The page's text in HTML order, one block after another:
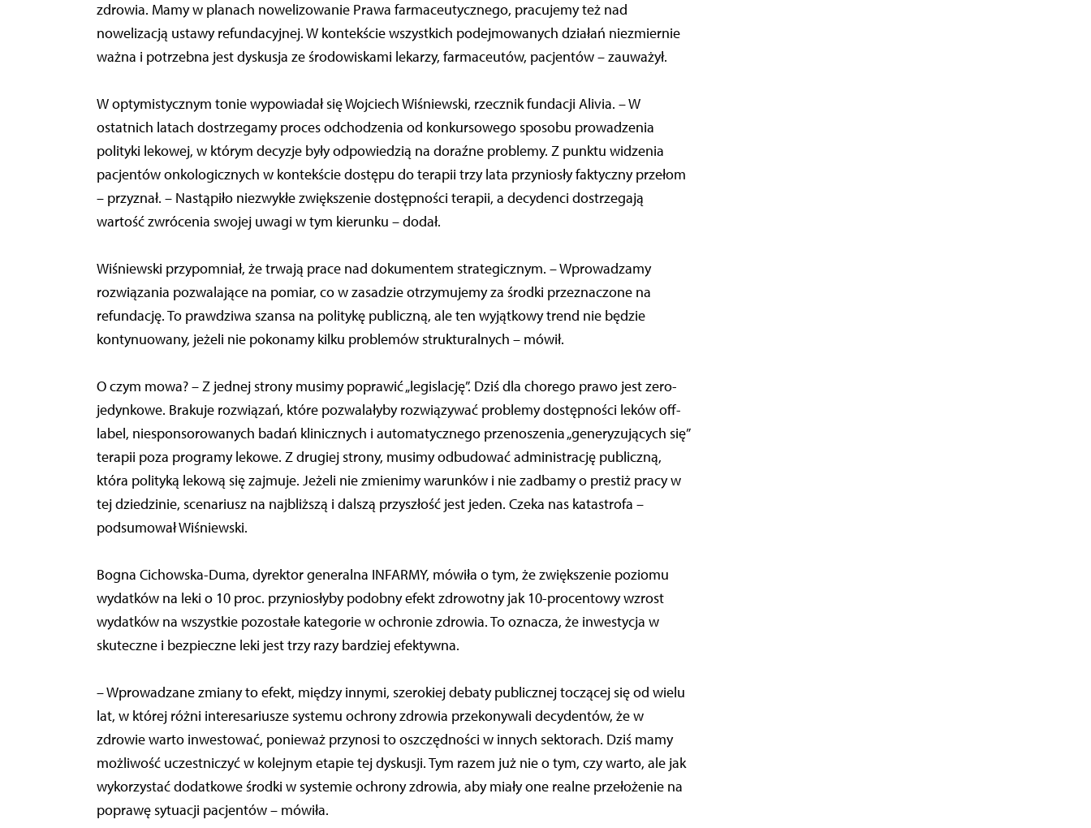
zdrowia. Mamy w planach nowelizowanie Prawa farmaceutycznego, pracujemy też nad
nowelizacją ustawy refundacyjnej. W kontekście wszystkich podejmowanych działań niezmiernie
ważna i potrzebna jest dyskusja ze środowiskami lekarzy, farmaceutów, pacjentów – zauważył.
W optymistycznym tonie wypowiadał się Wojciech Wiśniewski, rzecznik fundacji Alivia. – W
ostatnich latach dostrzegamy proces odchodzenia od konkursowego sposobu prowadzenia
polityki lekowej, w którym decyzje były odpowiedzią na doraźne problemy. Z punktu widzenia
pacjentów onkologicznych w kontekście dostępu do terapii trzy lata przyniosły faktyczny przełom
– przyznał. – Nastąpiło niezwykłe zwiększenie dostępności terapii, a decydenci dostrzegają
wartość zwrócenia swojej uwagi w tym kierunku – dodał.
Wiśniewski przypomniał, że trwają prace nad dokumentem strategicznym. – Wprowadzamy
rozwiązania pozwalające na pomiar, co w zasadzie otrzymujemy za środki przeznaczone na
refundację. To prawdziwa szansa na politykę publiczną, ale ten wyjątkowy trend nie będzie
kontynuowany, jeżeli nie pokonamy kilku problemów strukturalnych – mówił.
O czym mowa? – Z jednej strony musimy poprawić „legislację”. Dziś dla chorego prawo jest zero-
jedynkowe. Brakuje rozwiązań, które pozwalałyby rozwiązywać problemy dostępności leków off-
label, niesponsorowanych badań klinicznych i automatycznego przenoszenia „generyzujących się”
terapii poza programy lekowe. Z drugiej strony, musimy odbudować administrację publiczną,
która polityką lekową się zajmuje. Jeżeli nie zmienimy warunków i nie zadbamy o prestiż pracy w
tej dziedzinie, scenariusz na najbliższą i dalszą przyszłość jest jeden. Czeka nas katastrofa –
podsumował Wiśniewski.
Bogna Cichowska-Duma, dyrektor generalna INFARMY, mówiła o tym, że zwiększenie poziomu
wydatków na leki o 10 proc. przyniosłyby podobny efekt zdrowotny jak 10-procentowy wzrost
wydatków na wszystkie pozostałe kategorie w ochronie zdrowia. To oznacza, że inwestycja w
skuteczne i bezpieczne leki jest trzy razy bardziej efektywna.
– Wprowadzane zmiany to efekt, między innymi, szerokiej debaty publicznej toczącej się od wielu
lat, w której różni interesariusze systemu ochrony zdrowia przekonywali decydentów, że w
zdrowie warto inwestować, ponieważ przynosi to oszczędności w innych sektorach. Dziś mamy
możliwość uczestniczyć w kolejnym etapie tej dyskusji. Tym razem już nie o tym, czy warto, ale jak
wykorzystać dodatkowe środki w systemie ochrony zdrowia, aby miały one realne przełożenie na
poprawę sytuacji pacjentów – mówiła.